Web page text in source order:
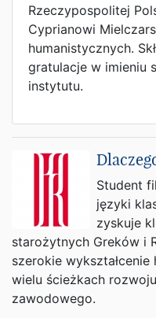
Rzeczypospolitej
Cyprianowi
humanistycznych.
gratulacje w imieniu
instytutu.
Student
języki
zyskuje
starożytnych Greków i
szerokie
wielu ścieżkach
zawodowego.